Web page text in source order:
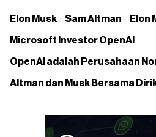
Elon Musk Sam Altman Elon
Microsoft Investor OpenAI
OpenAI adalah Perusahaan
Altman dan Musk Bersama